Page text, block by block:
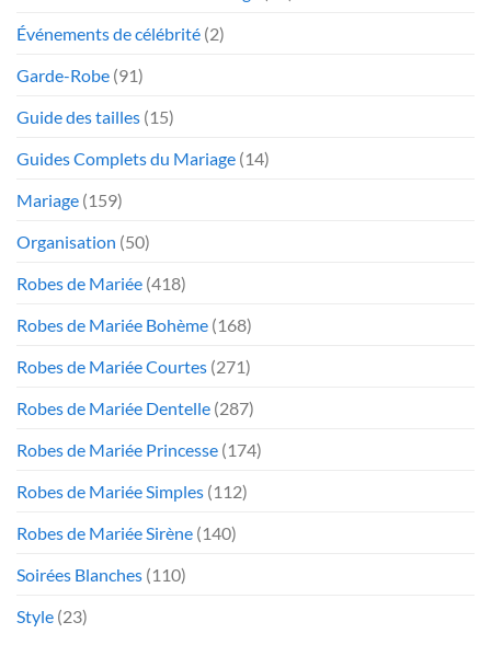
Événements de célébrité (2)
Garde-Robe (91)
Guide des tailles (15)
Guides Complets du Mariage (14)
Mariage (159)
Organisation (50)
Robes de Mariée (418)
Robes de Mariée Bohème (168)
Robes de Mariée Courtes (271)
Robes de Mariée Dentelle (287)
Robes de Mariée Princesse (174)
Robes de Mariée Simples (112)
Robes de Mariée Sirène (140)
Soirées Blanches (110)
Style (23)